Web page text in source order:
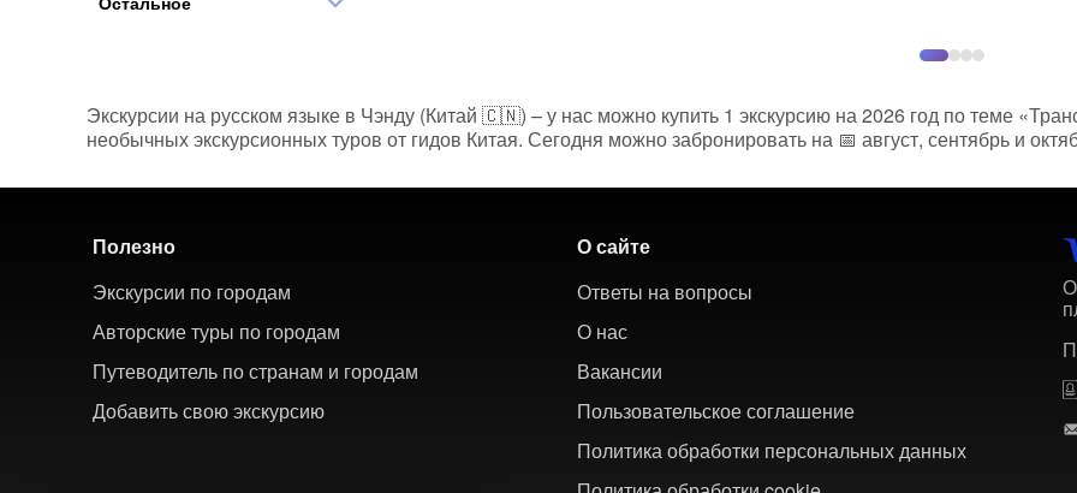
Экскурсии на русском языке в Чэнду (Китай 🇨🇳) – у нас можно купить 1 экскурсию на 2026 год по теме
необычных экскурсионных туров от гидов Китая. Сегодня можно забронировать на 📅 август, сентябрь и
Полезно
Экскурсии по городам
Авторские туры по городам
Путеводитель по странам и городам
Добавить свою экскурсию
О сайте
Ответы на вопросы
О нас
Вакансии
Пользовательское соглашение
Политика обработки персональных данных